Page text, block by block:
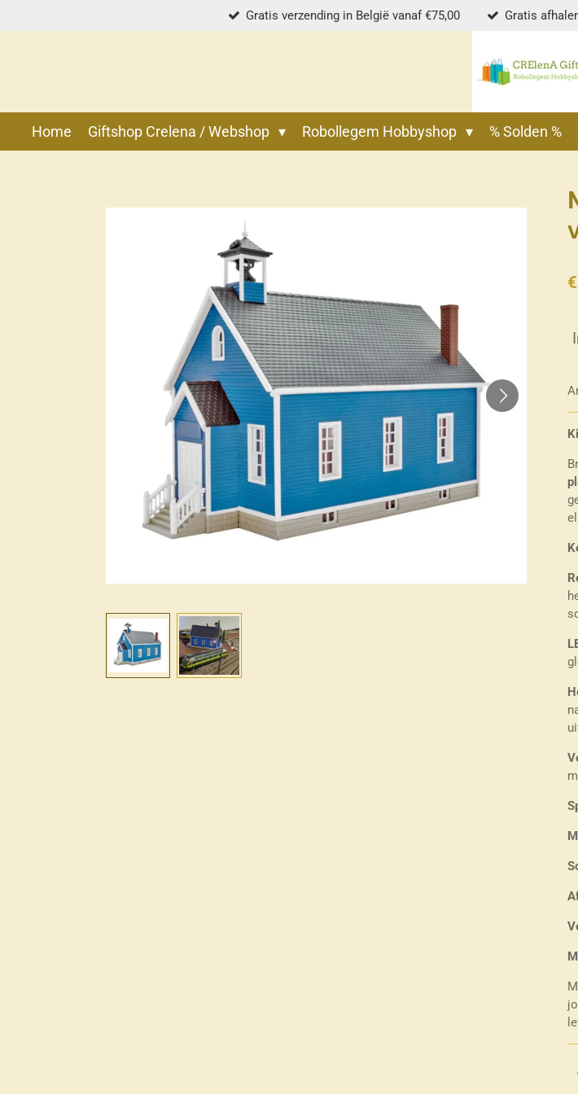
direct
Gratis verzending in België vanaf €75,00 Gratis
Home Giftshop Crelena / Webshop Robollegem Hobbyshop % Solden %